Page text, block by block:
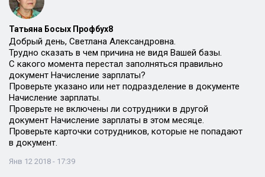
Татьяна Босых Профбух8
Добрый день, Светлана Александровна.
Трудно сказать в чем причина не видя Вашей базы.
С какого момента перестал заполняться правильно
документ Начисление зарплаты?
Проверьте указано или нет подразделение в документе
Начисление зарплаты.
Проверьте не включены ли сотрудники в другой
документ Начисление зарплаты в этом месяце.
Проверьте карточки сотрудников, которые не попадают
в документ.
Янв 12 2018 - 17:39